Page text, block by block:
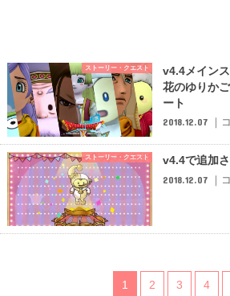
ストーリー・クエスト
v4.4メイン
花のゆりか
ート
2018.12.07｜
ストーリー・クエスト v4.4で追加
2018.12.07｜
1 2 3 4